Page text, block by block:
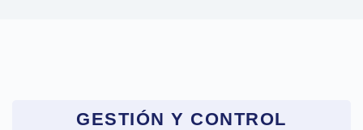
GESTIÓN Y CONTROL